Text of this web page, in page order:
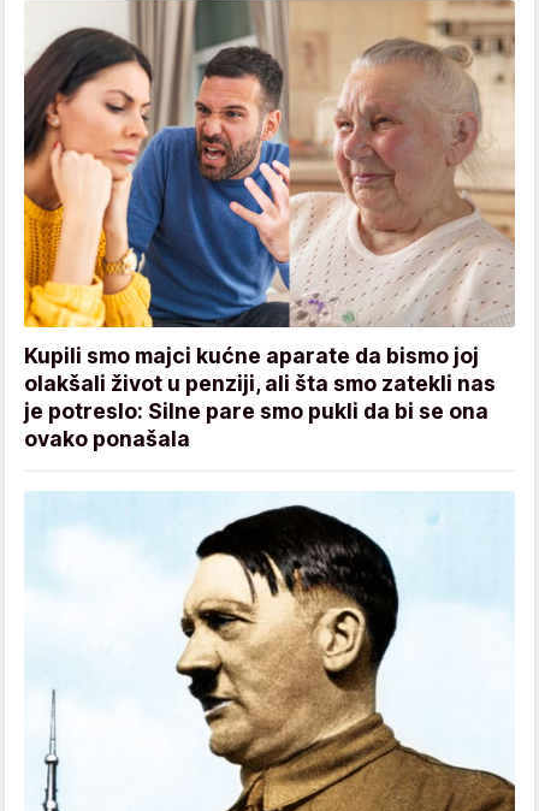
Kupili smo majci kućne aparate da bismo joj
olakšali život u penziji, ali šta smo zatekli nas
je potreslo: Silne pare smo pukli da bi se ona
ovako ponašala